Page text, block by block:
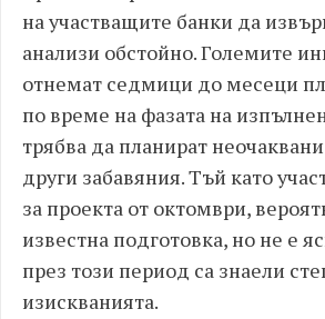
на участващите банки да
анализи обстойно. Големите
отнемат седмици до месеци
по време на фазата на
трябва да планират
други забавяния. Тъй като
за проекта от октомври,
известна подготовка, но не е
през този период са знаели
изискванията.